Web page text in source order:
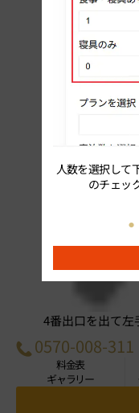
人数を選択して
のチェッ
4番出口を出て左
0570-008-311
料金表
ギャラリー